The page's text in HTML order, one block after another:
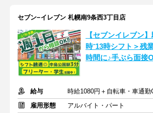
セブン−イレブン 札幌南9条西3丁目店
【セブンイレブン
時⁻13時シフト＞残
時間に♪手ぶら面接
給与
時給1080円＋自転車・車通勤
雇用形態
アルバイト・パート